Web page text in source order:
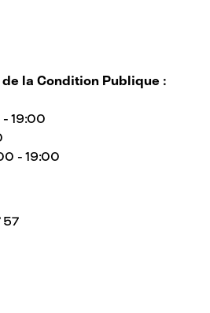
la Condition Publique :
- 19:00
- 19:00
57